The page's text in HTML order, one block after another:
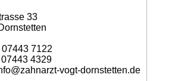
33
07443 7122
4329
vogt-dornstetten.de